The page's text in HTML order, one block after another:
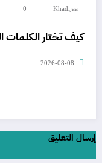
Khadijaa
0
كيف تختار الكلمات
2026-08-08
إرسال التعليق